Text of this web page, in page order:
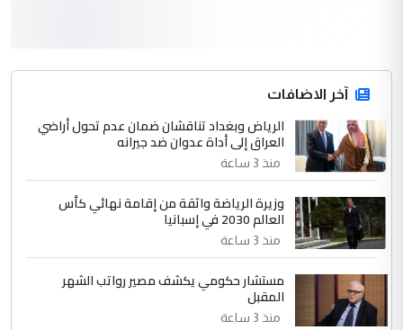
جنسية الرافد الثالث للعراق ومن اصول عريقة
ابا فرات ...
الموضوع :
الجواهري يرد على صدام حسين سل
مضجعيك يابن الزنا (نص كامل)
سردار
التعليق : واحد من عصابة علي ماما يسقط
جنسية الرافد الثالث للعراق ومن اصول عريقة
ابا فرات ...
الموضوع :
الجواهري يرد على صدام حسين سل
مضجعيك يابن الزنا (نص كامل)
آخر الاضافات
الرياض وبغداد تناقشان ضمان عدم تحول أراضي
العراق إلى أداة عدوان ضد جيرانه
منذ 3 ساعة
وزيرة الرياضة واثقة من إقامة نهائي كأس
العالم 2030 في إسبانيا
منذ 3 ساعة
مستشار حكومي يكشف مصير رواتب الشهر
المقبل
منذ 3 ساعة